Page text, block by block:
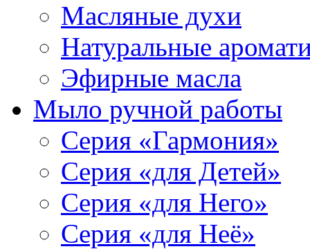
Масляные духи
Натуральные
Эфирные масла
Мыло ручной работы
Серия «Гармония»
Серия «для Детей»
Серия «для Него»
Серия «для Неё»